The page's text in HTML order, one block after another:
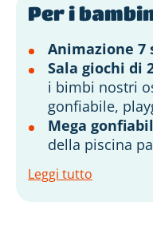
Per i
Animazione 7
Sala giochi di
i bimbi nostri
gonfiabile,
Mega
della piscina
Leggi tutto